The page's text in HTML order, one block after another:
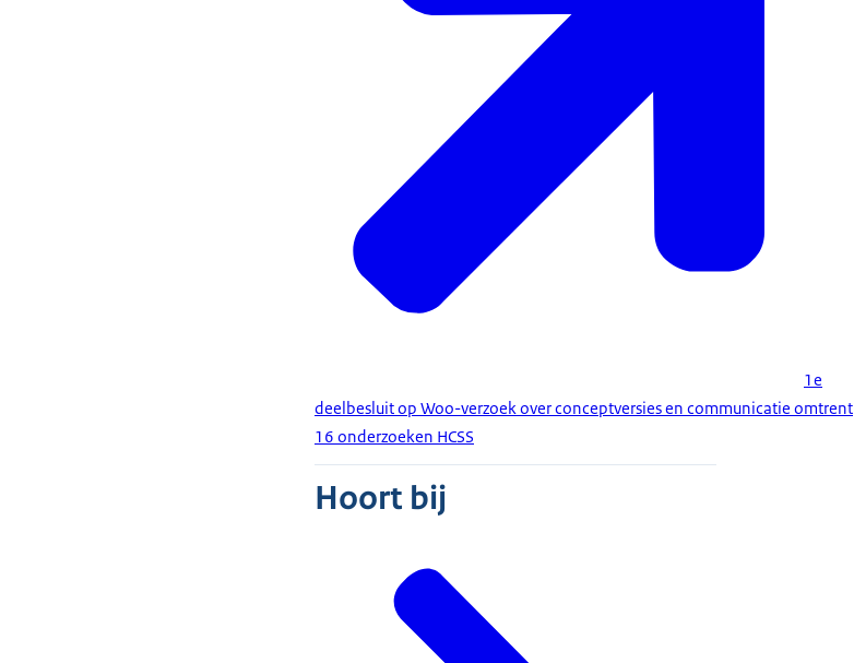
1e
deelbesluit op Woo-verzoek over conceptversies en communicatie omtrent
16 onderzoeken HCSS
Hoort bij